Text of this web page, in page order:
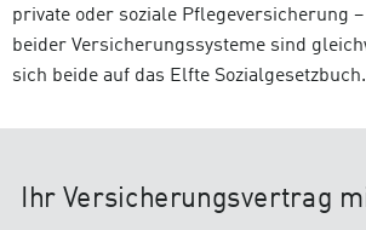
private oder soziale Pflegeversicherung
beider Versicherungssysteme sind
sich beide auf das Elfte Sozialgesetzbuch.
Ihr Versicherungsvertrag